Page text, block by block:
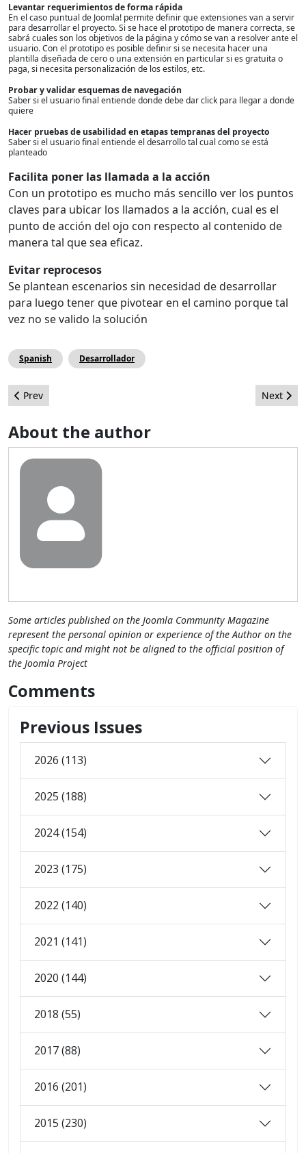
Levantar requerimientos de forma rápida
En el caso puntual de Joomla! permite definir que extensiones van a servir
para desarrollar el proyecto. Si se hace el prototipo de manera correcta, se
sabrá cuales son los objetivos de la página y cómo se van a resolver ante el
usuario. Con el prototipo es posible definir si se necesita hacer una
plantilla diseñada de cero o una extensión en particular si es gratuita o
paga, si necesita personalización de los estilos, etc.
Probar y validar esquemas de navegación
Saber si el usuario final entiende donde debe dar click para llegar a donde
quiere
Hacer pruebas de usabilidad en etapas tempranas del proyecto
Saber si el usuario final entiende el desarrollo tal cual como se está
planteado
Facilita poner las llamada a la acción
Con un prototipo es mucho más sencillo ver los puntos
claves para ubicar los llamados a la acción, cual es el
punto de acción del ojo con respecto al contenido de
manera tal que sea eficaz.
Evitar reprocesos
Se plantean escenarios sin necesidad de desarrollar
para luego tener que pivotear en el camino porque tal
vez no se valido la solución
Spanish Desarrollador
Previous article: Joomla Goes to India
Prev Next
Next
About the author
Some articles published on the Joomla Community Magazine
represent the personal opinion or experience of the Author on the
specific topic and might not be aligned to the official position of
the Joomla Project
Comments
Previous Issues
2026 (113)
2025 (188)
2024 (154)
2023 (175)
2022 (140)
2021 (141)
2020 (144)
2018 (55)
2017 (88)
2016 (201)
2015 (230)